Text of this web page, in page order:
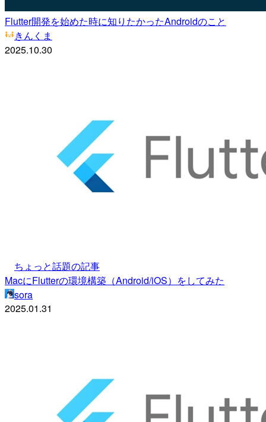
Flutter開発を始めた時に知りたかったAndroidのこと
きんくま
2025.10.30
ちょっと話題の記事
MacにFlutterの環境構築（Android/iOS）をしてみた
sora
2025.01.31